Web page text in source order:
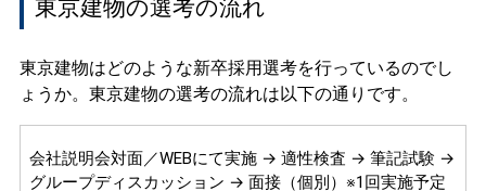
東京建物の選考の流れ
東京建物はどのような新卒採用選考を行っているのでし
ょうか。東京建物の選考の流れは以下の通りです。
会社説明会対面／WEBにて実施 → 適性検査 → 筆記試験 →
グループディスカッション → 面接（個別）※1回実施予定